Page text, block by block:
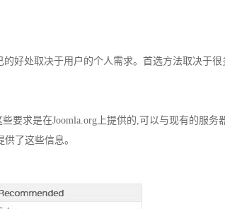
好处取决于用户的个人需求。首选方法取决于很
要求是在Joomla.org上提供的,可以与现有的服务
了这些信息。